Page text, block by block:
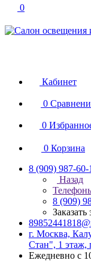
0
Кабинет
0
0
0 Корзина
8 (909) 987-60-
Назад
8 (909)
Заказать
г. Москва,
Стан", 1 этаж,
Ежедневно с